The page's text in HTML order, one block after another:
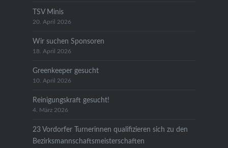
TSV Minis
20. April 2026
Wir suchen Sponsoren
18. April 2026
Greenkeeper gesucht
10. April 2026
Reinigungskraft gesucht!
4. März 2026
23 Vordorfer Turnerinnen qualifizieren sich zu den
Bezirksmannschaftsmeisterschaften